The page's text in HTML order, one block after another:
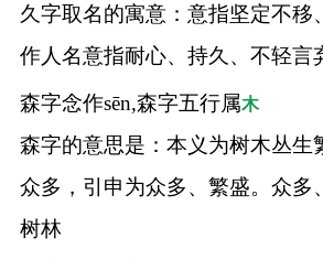
久字取名的寓意：意指坚定不移
作人名意指耐心、持久、不轻言
森字念作sēn,森字五行属木
森字的意思是：本义为树木丛生
众多，引申为众多、繁盛。众多
树林